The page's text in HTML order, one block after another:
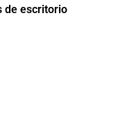
de escritorio